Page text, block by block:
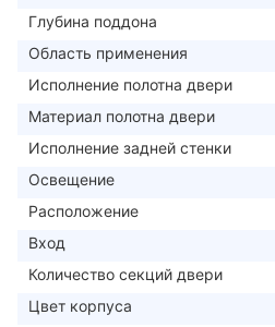
Глубина поддона
Область применения
Исполнение полотна двери
Материал полотна двери
Исполнение задней стенки
Освещение
Расположение
Вход
Количество секций двери
Цвет корпуса